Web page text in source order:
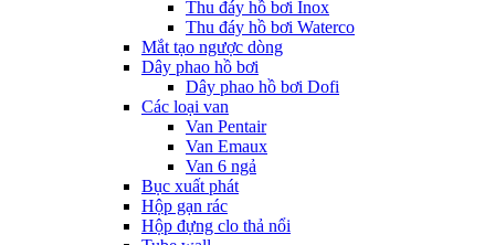
Thu đáy hồ bơi Inox
Thu đáy hồ bơi Waterco
Mắt tạo ngược dòng
Dây phao hồ bơi
Dây phao hồ bơi Dofi
Các loại van
Van Pentair
Van Emaux
Van 6 ngả
Bục xuất phát
Hộp gạn rác
Hộp đựng clo thả nổi